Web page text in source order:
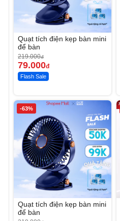
Quạt tích điện kẹp bàn mini
để bàn
219.000đ
79.000đ
Flash Sale
-63%
Quạt tích điện kẹp bàn mini
để bàn